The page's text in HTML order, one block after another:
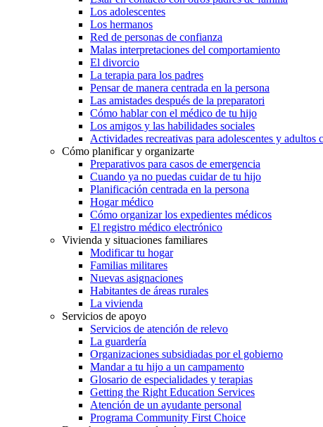
Los adolescentes
Los hermanos
Red de personas de confianza
Malas interpretaciones del comportamiento
El divorcio
La terapia para los padres
Pensar de manera centrada en la persona
Las amistades después de la preparatori
Cómo hablar con el médico de tu hijo
Los amigos y las habilidades sociales
Actividades recreativas para adolescentes y adultos
Cómo planificar y organizarte
Preparativos para casos de emergencia
Cuando ya no puedas cuidar de tu hijo
Planificación centrada en la persona
Hogar médico
Cómo organizar los expedientes médicos
El registro médico electrónico
Vivienda y situaciones familiares
Modificar tu hogar
Familias militares
Nuevas asignaciones
Habitantes de áreas rurales
La vivienda
Servicios de apoyo
Servicios de atención de relevo
La guardería
Organizaciones subsidiadas por el gobierno
Mandar a tu hijo a un campamento
Glosario de especialidades y terapias
Getting the Right Education Services
Atención de un ayudante personal
Programa Community First Choice